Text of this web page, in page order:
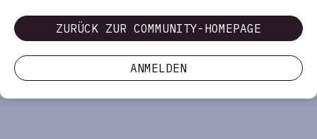
ZURÜCK ZUR COMMUNITY-HOMEPAGE
ANMELDEN